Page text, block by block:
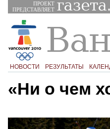
ПРОЕКТ
ПРЕДСТАВЛЯЕТ
НОВОСТИ РЕЗУЛЬТАТЫ
«Ни о чем